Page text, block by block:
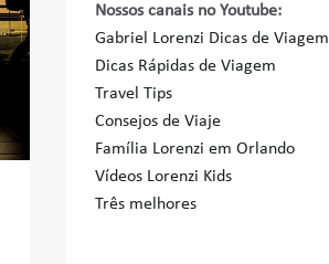
Nossos canais no Youtube:
Gabriel Lorenzi Dicas de Viagem
Dicas Rápidas de Viagem
Travel Tips
Consejos de Viaje
Família Lorenzi em Orlando
Vídeos Lorenzi Kids
Três melhores